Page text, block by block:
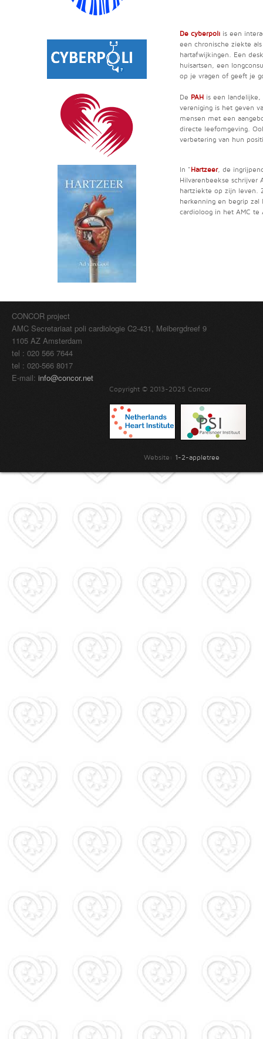
De cyberpoli is een
een chronische ziekte
hartafwijkingen. Een
huisartsen, een
op je vragen of geeft je
De PAH is een landelijke,
vereniging is het geven
mensen met een
directe leefomgeving.
verbetering van hun
In "Hartzeer, de
Hilvarenbeekse schrijver
hartziekte op zijn leven.
herkenning en begrip zal
cardioloog in het AMC te
CONCOR project
AMC Secretariaat poli cardiologie C2-431, Meibergdreef 9
1105 AZ Amsterdam
tel : 020 566 7644
tel : 020-566 8017
E-mail: info@concor.net
Copyright © 2013-2025 Concor
Website: 1-2-appletree